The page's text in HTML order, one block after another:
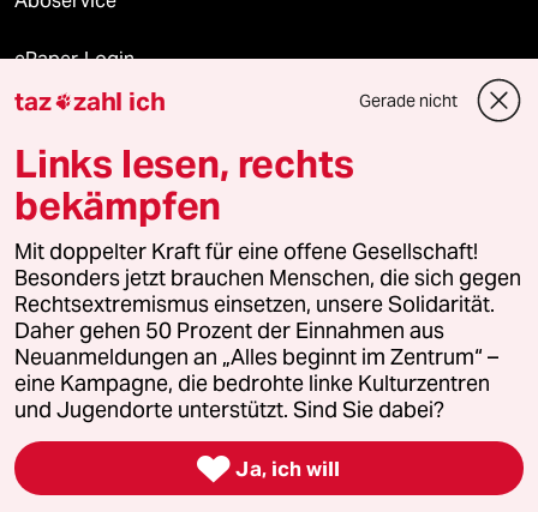
ePaper Login
Downloads für Abonnierende
© 2026 taz Verlags und Vertriebs GmbH
Alle Rechte vorbehalten. Bei rechtlichen Fragen oder für Genehmigungen
wenden Sie sich bitte an
lizenzen@taz.de
Feedback Redaktionsstatut Kommune-Richtlinien
Leitlinie Informant Datenschutz Impressum AGB
Seitenwende Einwilligungen widerrufen (Ads)
taz zahl ich Gerade nicht
Links lesen, rechts
bekämpfen
Mit doppelter Kraft für eine offene Gesellschaft!
Besonders jetzt brauchen Menschen, die sich gegen
Rechtsextremismus einsetzen, unsere Solidarität.
Daher gehen 50 Prozent der Einnahmen aus
Neuanmeldungen an „Alles beginnt im Zentrum“ –
eine Kampagne, die bedrohte linke Kulturzentren
und Jugendorte unterstützt. Sind Sie dabei?
 Ja, ich will